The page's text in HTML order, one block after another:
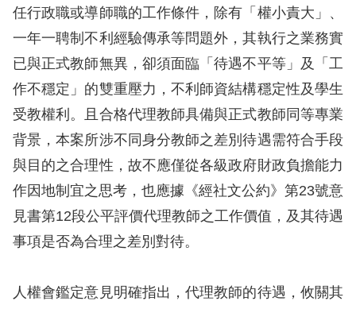
頁
站
導
覽
網
站
安
全
策
任行政職或導師職的工作條件，除有「權小責大」、
一年一聘制不利經驗傳承等問題外，其執行之業務實
已與正式教師無異，卻須面臨「待遇不平等」及「工
作不穩定」的雙重壓力，不利師資結構穩定性及學生
受教權利。且合格代理教師具備與正式教師同等專業
背景，本案所涉不同身分教師之差別待遇需符合手段
與目的之合理性，故不應僅從各級政府財政負擔能力
作因地制宜之思考，也應據《經社文公約》第23號意
見書第12段公平評價代理教師之工作價值，及其待遇
事項是否為合理之差別對待。
人權會鑑定意見明確指出，代理教師的待遇，攸關其